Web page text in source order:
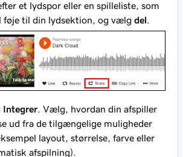
et lydspor eller en spilleliste, som
føje til din lydsektion, og vælg del.
Integrer . Vælg, hvordan din afspiller
ud fra de tilgængelige muligheder
layout, størrelse, farve eller
afspilning).